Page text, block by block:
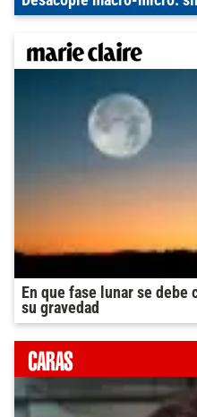
En que fase lunar se
su gravedad